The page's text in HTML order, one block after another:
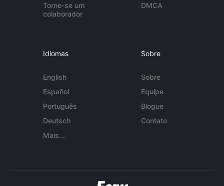
Torne-se um
colaborador
DMCA
Idiomas
English
Español
Português
Deutsch
Mais...
Sobre
Sobre
Equipe
Blogue
Contato